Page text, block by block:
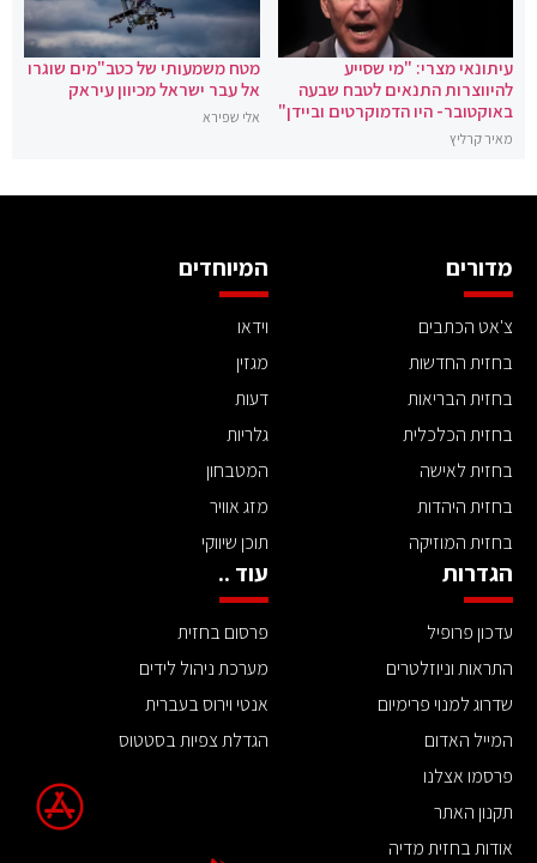
עיתונאי מצרי: "מי שסייע
להיווצרות התנאים לטבח שבעה
באוקטובר- היו הדמוקרטים וביידן"
מאיר קרליץ
מטח משמעותי של כטב"מים שוגרו
אל עבר ישראל מכיוון עיראק
אלי שפירא
מדורים
צ'אט הכתבים
בחזית החדשות
בחזית הבריאות
בחזית הכלכלית
בחזית לאישה
בחזית היהדות
בחזית המוזיקה
המיוחדים
וידאו
מגזין
דעות
גלריות
המטבחון
מזג אוויר
תוכן שיווקי
הגדרות
עדכון פרופיל
התראות וניוזלטרים
שדרוג למנוי פרימיום
המייל האדום
פרסמו אצלנו
תקנון האתר
אודות בחזית מדיה
עוד ..
פרסום בחזית
מערכת ניהול לידים
אנטי וירוס בעברית
הגדלת צפיות בסטטוס